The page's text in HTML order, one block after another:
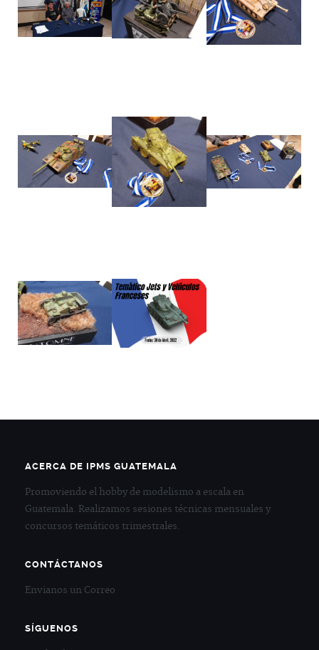
ACERCA DE IPMS GUATEMALA
Promoviendo el hobby de modelismo a escala en
Guatemala. Realizamos sesiones técnicas mensuales y
concursos temáticos trimestrales.
CONTÁCTANOS
Envianos un Correo
SÍGUENOS